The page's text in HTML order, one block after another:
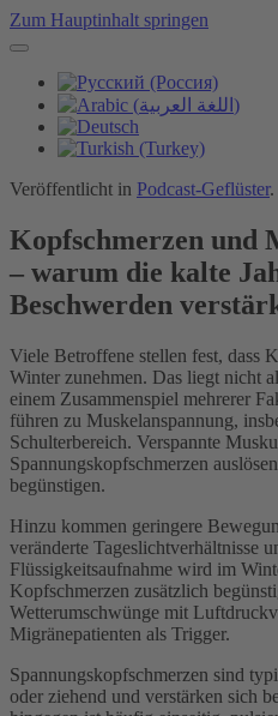
Zum Hauptinhalt springen
Veröffentlicht in Podcast-Geflüster.
Kopfschmerzen und
– warum die kalte
Beschwerden
Viele Betroffene stellen fest, dass
Winter zunehmen. Das liegt nicht
einem Zusammenspiel mehrerer
führen zu Muskelanspannung,
Schulterbereich. Verspannte
Spannungskopfschmerzen
begünstigen.
Hinzu kommen geringere
veränderte Tageslichtverhältnisse
Flüssigkeitsaufnahme wird im
Kopfschmerzen zusätzlich
Wetterumschwünge mit
Migränepatienten als Trigger.
Spannungskopfschmerzen sind
oder ziehend und verstärken sich